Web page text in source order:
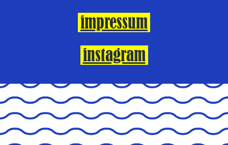
impressum
instagram